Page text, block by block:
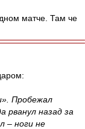
матче. Там че
Пробежал
рванул назад за
– ноги не